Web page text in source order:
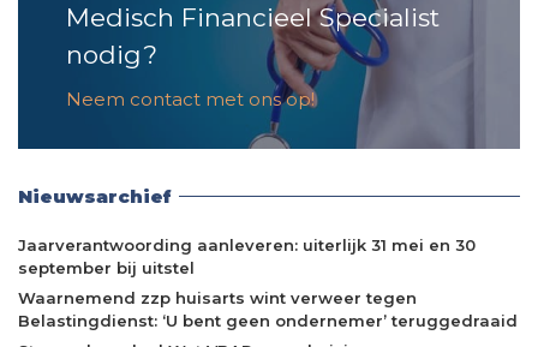
Medisch Financieel Specialist
nodig?
Neem contact met ons op!
Nieuwsarchief
Jaarverantwoording aanleveren: uiterlijk 31 mei en 30
september bij uitstel
Waarnemend zzp huisarts wint verweer tegen
Belastingdienst: ‘U bent geen ondernemer’ teruggedraaid